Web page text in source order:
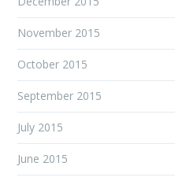
November 2015
October 2015
September 2015
July 2015
June 2015